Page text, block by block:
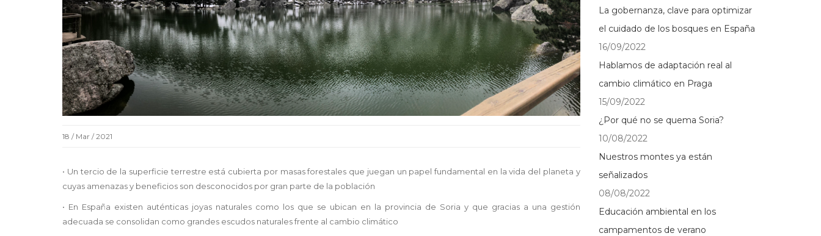
18 / Mar / 2021
• Un tercio de la superficie terrestre está cubierta por masas forestales que juegan un papel fundamental en la vida del planeta y
cuyas amenazas y beneficios son desconocidos por gran parte de la población
• En España existen auténticas joyas naturales como los que se ubican en la provincia de Soria y que gracias a una gestión
adecuada se consolidan como grandes escudos naturales frente al cambio climático
La gobernanza, clave para optimizar
el cuidado de los bosques en España
16/09/2022
Hablamos de adaptación real al
cambio climático en Praga
15/09/2022
¿Por qué no se quema Soria?
10/08/2022
Nuestros montes ya están
señalizados
08/08/2022
Educación ambiental en los
campamentos de verano